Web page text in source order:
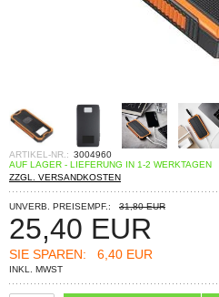
ARTIKEL-NR.: 3004960
AUF LAGER - LIEFERUNG IN 1-2 WERKTAGEN
ZZGL. VERSANDKOSTEN
UNVERB. PREISEMPF.: 31,80 EUR
25,40 EUR
SIE SPAREN: 6,40 EUR
INKL. MWST